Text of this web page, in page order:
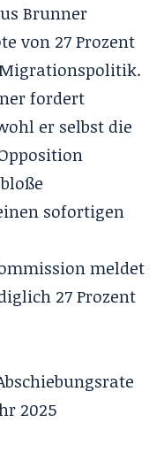
Brunner
von 27 Prozent
fordert
er selbst die
sofortigen
meldet
27 Prozent
2025